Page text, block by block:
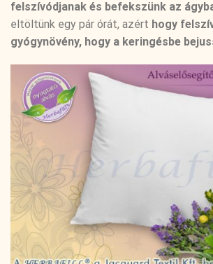
felszívódjanak és befekszünk az
eltöltünk egy pár órát, azért hogy
gyógynövény, hogy a keringésbe